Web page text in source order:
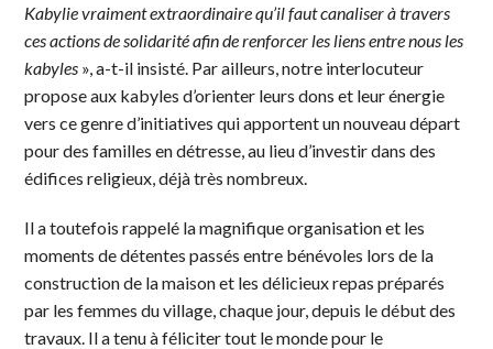
Kabylie vraiment extraordinaire qu’il faut canaliser à travers
ces actions de solidarité afin de renforcer les liens entre nous les
kabyles », a-t-il insisté. Par ailleurs, notre interlocuteur
propose aux kabyles d’orienter leurs dons et leur énergie
vers ce genre d’initiatives qui apportent un nouveau départ
pour des familles en détresse, au lieu d’investir dans des
édifices religieux, déjà très nombreux.
Il a toutefois rappelé la magnifique organisation et les
moments de détentes passés entre bénévoles lors de la
construction de la maison et les délicieux repas préparés
par les femmes du village, chaque jour, depuis le début des
travaux. Il a tenu à féliciter tout le monde pour le